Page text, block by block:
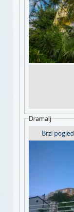
Dramalj
Brzi pogled